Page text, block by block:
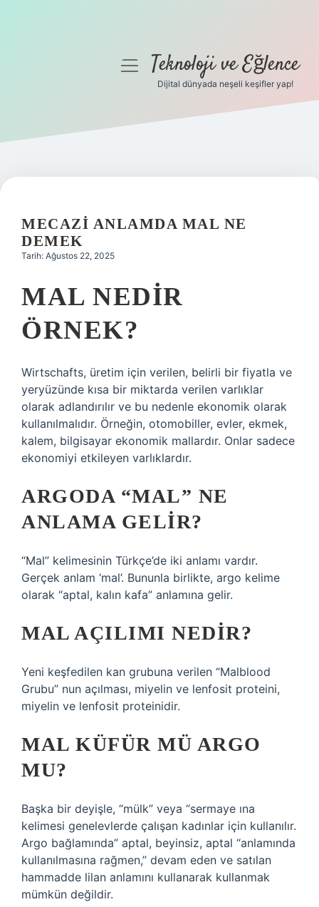
Gizlilik Politikası
Yasal Uyarı
menüyüTeknoloji ve Eğlence
Dijital dünyada neşeli keşifler yap!
MECAZI ANLAMDA MAL NE
DEMEK
Tarih: Ağustos 22, 2025
MAL NEDIR
ÖRNEK?
Wirtschafts, üretim için verilen, belirli bir fiyatla ve
yeryüzünde kısa bir miktarda verilen varlıklar
olarak adlandırılır ve bu nedenle ekonomik olarak
kullanılmalıdır. Örneğin, otomobiller, evler, ekmek,
kalem, bilgisayar ekonomik mallardır. Onlar sadece
ekonomiyi etkileyen varlıklardır.
ARGODA “MAL” NE
ANLAMA GELIR?
“Mal” kelimesinin Türkçe’de iki anlamı vardır.
Gerçek anlam ‘mal’. Bununla birlikte, argo kelime
olarak “aptal, kalın kafa” anlamına gelir.
MAL AÇILIMI NEDIR?
Yeni keşfedilen kan grubuna verilen “Malblood
Grubu” nun açılması, miyelin ve lenfosit proteini,
miyelin ve lenfosit proteinidir.
MAL KÜFÜR MÜ ARGO
MU?
Başka bir deyişle, “mülk” veya “sermaye ına
kelimesi genelevlerde çalışan kadınlar için kullanılır.
Argo bağlamında” aptal, beyinsiz, aptal “anlamında
kullanılmasına rağmen,” devam eden ve satılan
hammadde lilan anlamını kullanarak kullanmak
mümkün değildir.